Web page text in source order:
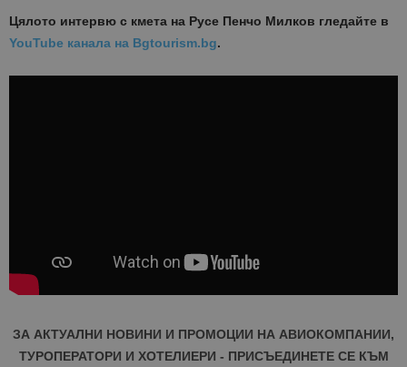
Цялото интервю с кмета на Русе Пенчо Милков гледайте в
YouTube канала на Bgtourism.bg.
ЗА АКТУАЛНИ НОВИНИ И ПРОМОЦИИ НА АВИОКОМПАНИИ,
ТУРОПЕРАТОРИ И ХОТЕЛИЕРИ - ПРИСЪЕДИНЕТЕ СЕ КЪМ